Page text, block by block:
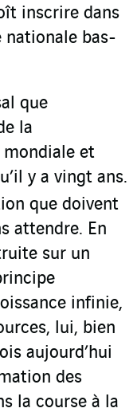
inscrire dans
nationale bas-
que
la
et
y a vingt ans.
que doivent
attendre. En
sur un
infinie,
lui, bien
aujourd’hui
des
la course à la